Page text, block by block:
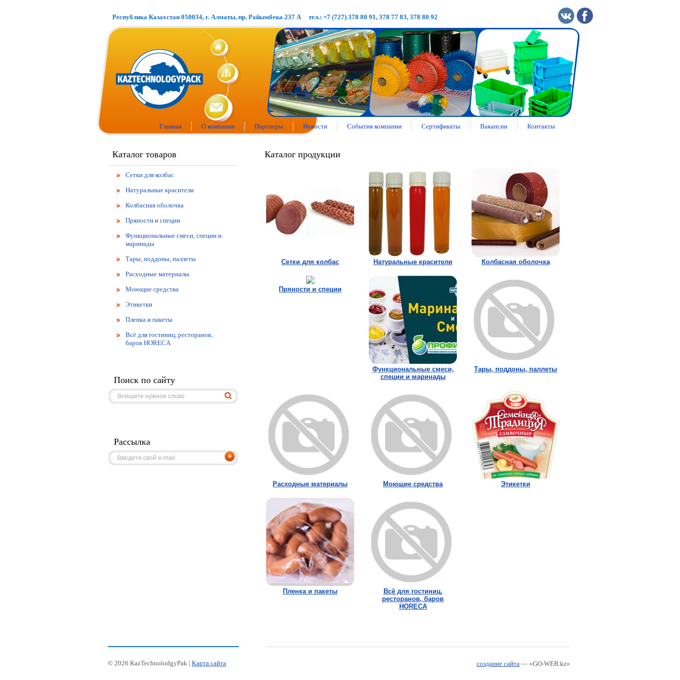
Республика Казахстан 050034, г. Алматы, пр. Райымбека 237 А тел.: +7 (727) 378 80 91, 378 77 83, 378 80 92
Главная О компании Партнеры Новости События компании Сертификаты Вакансии Контакты
Каталог продукции
Сетки для колбас Натуральные красители Колбасная оболочка
Пряности и специи
Функциональные смеси,
специи и маринады
Тары, поддоны, паллеты
Расходные материалы Моющие средства Этикетки
Пленка и пакеты
Всё для гостиниц,
ресторанов, баров
HORECA
Каталог товаров
Сетки для колбас
Натуральные красители
Колбасная оболочка
Пряности и специи
Функциональные смеси, специи и
маринады
Тары, поддоны, паллеты
Расходные материалы
Моющие средства
Этикетки
Пленка и пакеты
Всё для гостиниц, ресторанов,
баров HORECA
Поиск по сайту
Рассылка
© 2026 KazTechnolodgyPak | Карта сайта создание сайта — «GO-WEB.kz»